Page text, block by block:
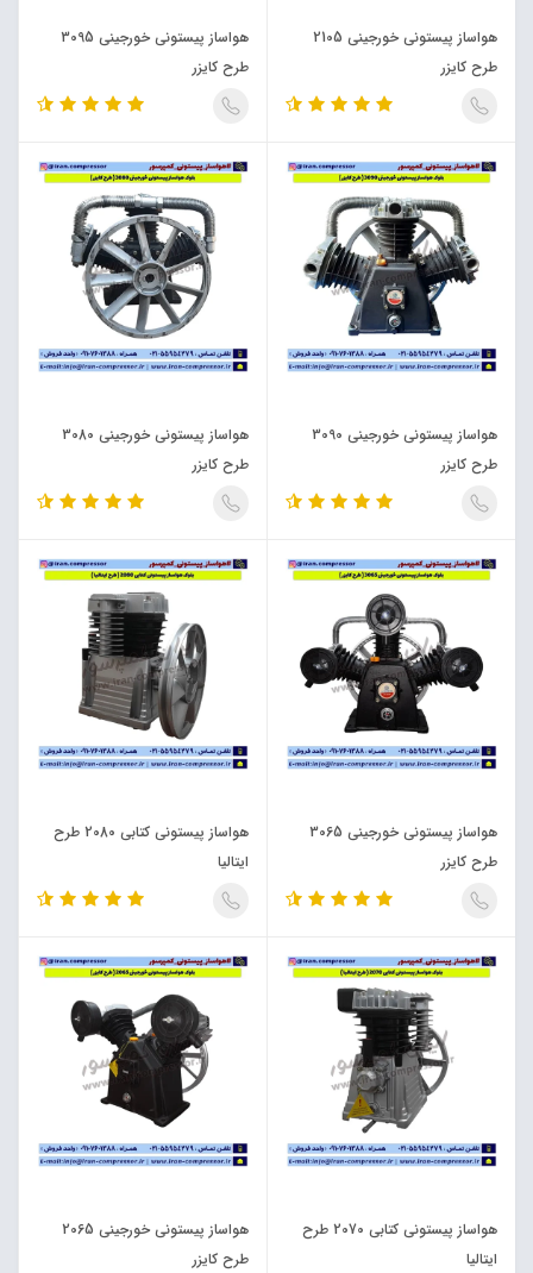
هواساز پیستونی خورجینی 2105
طرح کایزر
هواساز پیستونی خورجینی 3095
طرح کایزر
هواساز پیستونی خورجینی 3090
طرح کایزر
هواساز پیستونی خورجینی 3080
طرح کایزر
هواساز پیستونی خورجینی 3065
طرح کایزر
هواساز پیستونی کتابی 2080 طرح
ایتالیا
هواساز پیستونی کتابی 2070 طرح
ایتالیا
هواساز پیستونی خورجینی 2065
طرح کایزر